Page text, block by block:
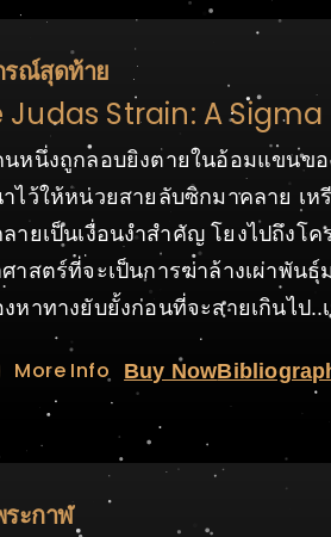
รณ์สุดท้าย
Judas Strain: A
หนึ่งถูกลอบยิงตายในอ้อมแขนขอ
ไว้ให้หน่วยสายลับซิกมาคลาย เ
ายเป็นเงื่อนงำสำคัญ โยงไปถึงโค
าสตร์ที่จะเป็นการฆ่าล้างเผ่าพัน
หาทางยับยั้งก่อนที่จะสายเกินไป..
More Info Buy Now
ะกาฬ